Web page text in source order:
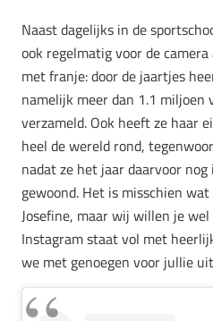
Naast dagelijks in de
ook regelmatig voor de
met franje: door de jaartjes
namelijk meer dan 1.1 miljoen
verzameld. Ook heeft ze haar
heel de wereld rond,
nadat ze het jaar daarvoor
gewoond. Het is misschien
Josefine, maar wij willen je
Instagram staat vol met
we met genoegen voor jullie